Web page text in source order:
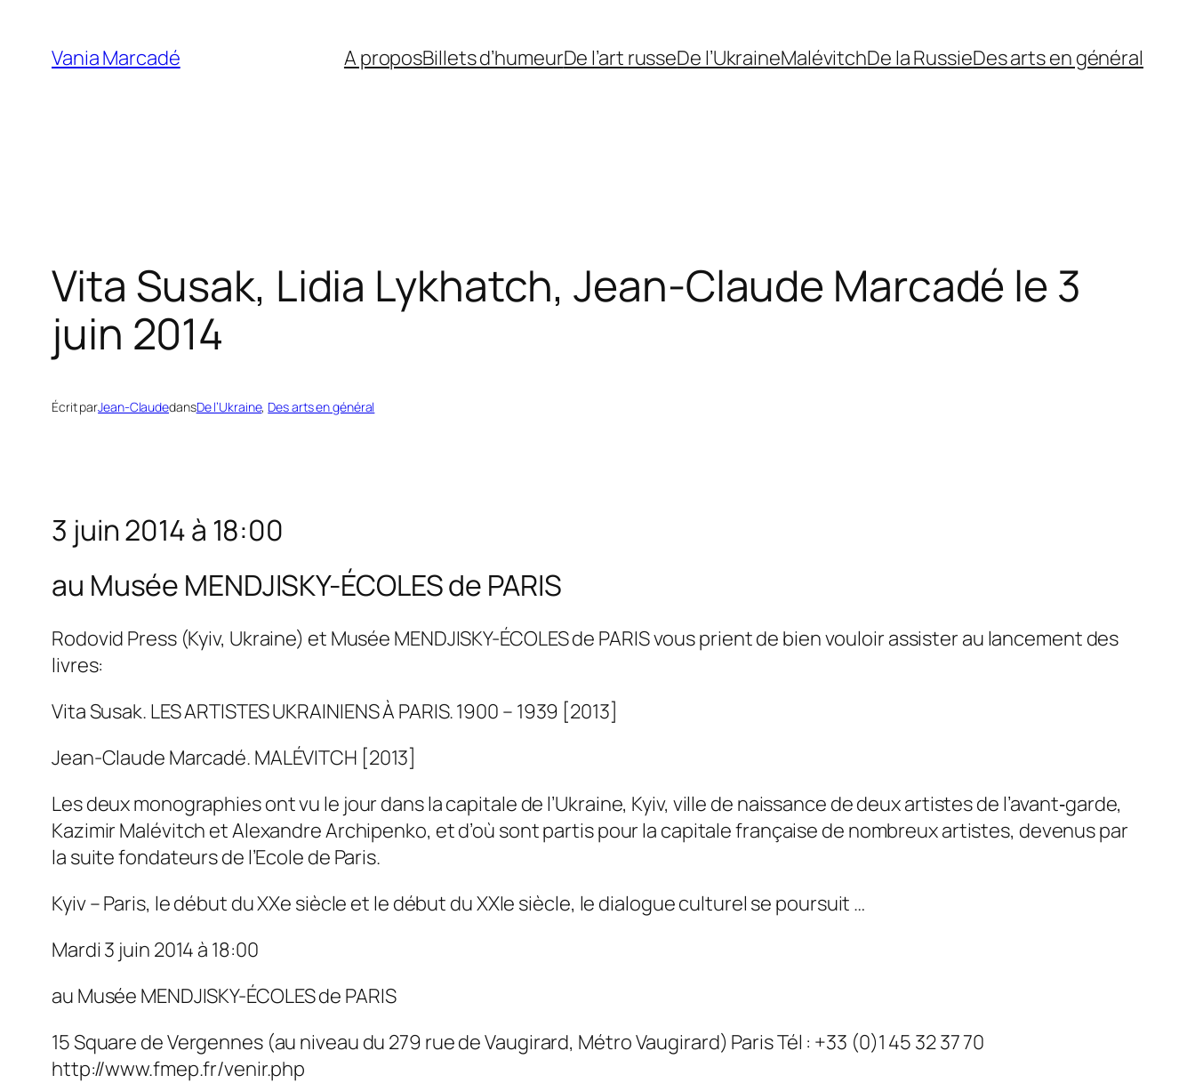
contenu
Vania Marcadé A proposBillets d’humeurDe l’art russeDe l’UkraineMalévitchDe la RussieDes arts en général
Vita Susak, Lidia Lykhatch, Jean-Claude Marcadé le 3
juin 2014
Écrit parJean-ClaudedansDe l’Ukraine, Des arts en général
3 juin 2014 à 18:00
au Musée MENDJISKY-ÉCOLES de PARIS
Rodovid Press (Kyiv, Ukraine) et Musée MENDJISKY-ÉCOLES de PARIS vous prient de bien vouloir assister au lancement des
livres:
Vita Susak. LES ARTISTES UKRAINIENS À PARIS. 1900 – 1939 [2013]
Jean-Claude Marcadé. MALÉVITCH [2013]
Les deux monographies ont vu le jour dans la capitale de l’Ukraine, Kyiv, ville de naissance de deux artistes de l’avant‐garde,
Kazimir Malévitch et Alexandre Archipenko, et d’où sont partis pour la capitale française de nombreux artistes, devenus par
la suite fondateurs de l’Ecole de Paris.
Kyiv – Paris, le début du XXe siècle et le début du XXIe siècle, le dialogue culturel se poursuit …
Mardi 3 juin 2014 à 18:00
au Musée MENDJISKY-ÉCOLES de PARIS
15 Square de Vergennes (au niveau du 279 rue de Vaugirard, Métro Vaugirard) Paris Tél : +33 (0)1 45 32 37 70
http://www.fmep.fr/venir.php